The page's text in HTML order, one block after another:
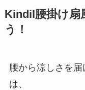
Kindil腰掛け扇
う！
腰から涼しさを
は、